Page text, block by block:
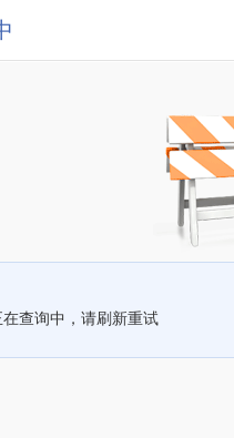
在查询中，请刷新重试